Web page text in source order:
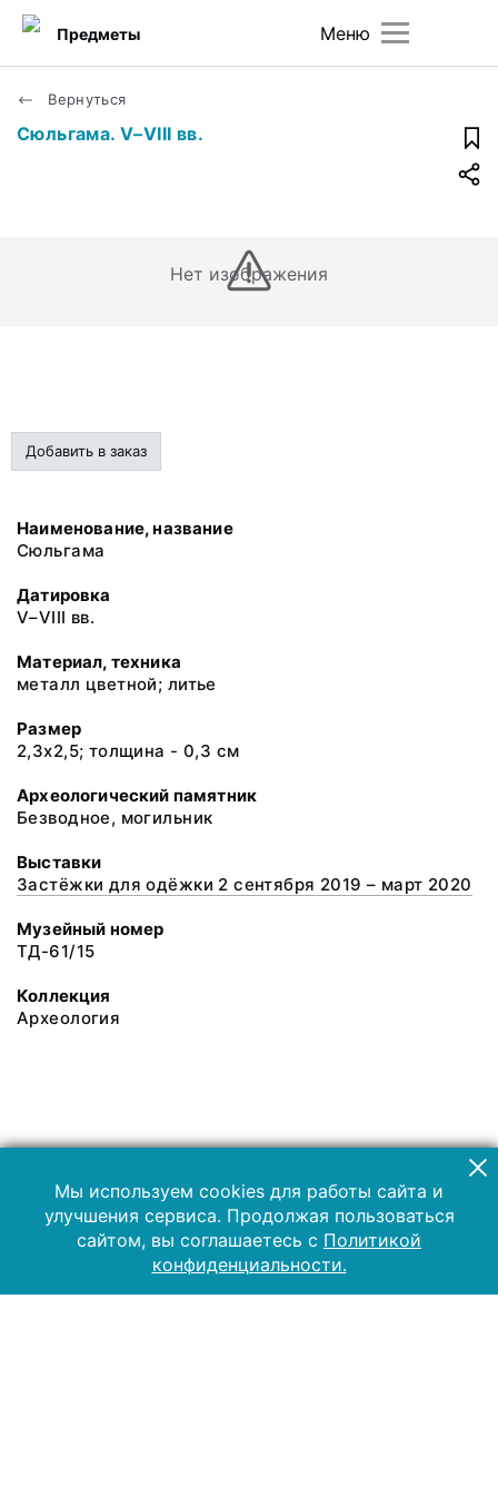
Меню
Предметы
Вернуться
Сюльгама. V–VIII вв.
Нет изображения
Добавить в заказ
Наименование, название
Сюльгама
Датировка
V–VIII вв.
Материал, техника
металл цветной; литье
Размер
2,3х2,5; толщина - 0,3 см
Археологический памятник
Безводное, могильник
Выставки
Застёжки для одёжки 2 сентября 2019 – март 2020
Музейный номер
ТД-61/15
Коллекция
Археология
Мы используем cookies для работы сайта и
улучшения сервиса. Продолжая пользоваться
сайтом, вы соглашаетесь с Политикой
конфиденциальности.